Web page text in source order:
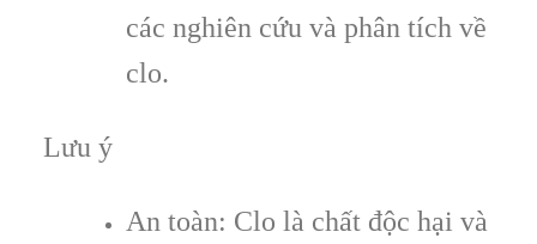
các nghiên cứu và phân tích về
clo.
Lưu ý
An toàn: Clo là chất độc hại và